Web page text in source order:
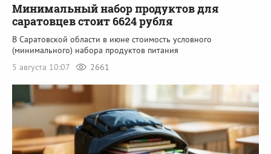
Минимальный набор продуктов для
саратовцев стоит 6624 рубля
В Саратовской области в июне стоимость условного
(минимального) набора продуктов питания
5 августа 10:07
2661